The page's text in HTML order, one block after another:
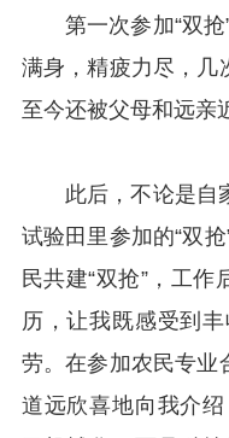
第一次参加“双
满身，精疲力尽，几
至今还被父母和远亲
此后，不论是自
试验田里参加的“双
民共建“双抢”，工
历，让我既感受到
劳。在参加农民专业
道远欣喜地向我介